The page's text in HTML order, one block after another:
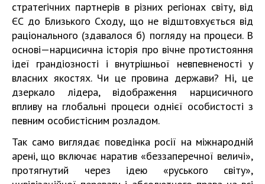
стратегічних партнерів в різних регіонах світу, від
ЄС до Близького Сходу, що не відштовхується від
раціонального (здавалося б) погляду на процеси. В
основі — нарцисична історія про вічне протистояння
ідеї грандіозності і внутрішньої невпевненості у
власних якостях. Чи це провина держави? Ні, це
дзеркало лідера, відображення нарцисичного
впливу на глобальні процеси однієї особистості з
певним особистісним розладом.
Так само виглядає поведінка росії на міжнародній
арені, що включає наратив «беззаперечної величі»,
протягнутий через ідею «руського світу»,